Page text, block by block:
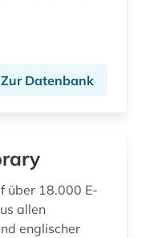
evangelische kirche im rheinland (1)
evangelische kirche in berlin-brandenburg (1)
evangelische kirche in deutschland (1)
Zur Datenbank
über 18.000 E-
allen
englischer